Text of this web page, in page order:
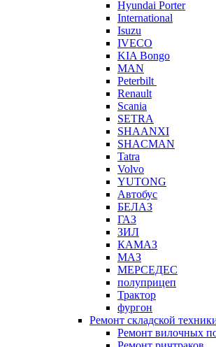
Hyundai Porter
International
Isuzu
IVECO
KIA Bongo
MAN
Peterbilt
Renault
Scania
SETRA
SHAANXI
SHACMAN
Tatra
Volvo
YUTONG
Автобус
БЕЛАЗ
ГАЗ
ЗИЛ
КАМАЗ
МАЗ
МЕРСЕДЕС
полуприцеп
Трактор
фургон
Ремонт складской
Ремонт вилочных